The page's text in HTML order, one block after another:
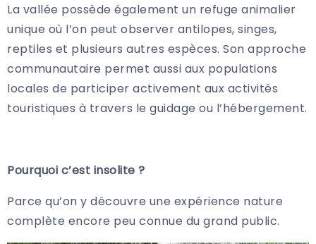
La vallée possède également un refuge animalier
unique où l’on peut observer antilopes, singes,
reptiles et plusieurs autres espèces. Son approche
communautaire permet aussi aux populations
locales de participer activement aux activités
touristiques à travers le guidage ou l’hébergement.
Pourquoi c’est insolite ?
Parce qu’on y découvre une expérience nature
complète encore peu connue du grand public.